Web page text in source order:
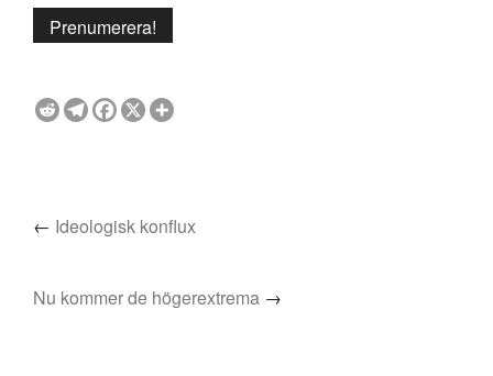
← Ideologisk konflux
Nu kommer de högerextrema →